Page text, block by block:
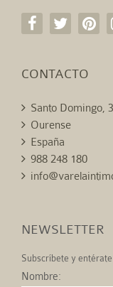
CONTACTO
Santo Domingo,
Ourense
España
988 248 180
NEWSLETTER
Subscríbete y
Nombre: